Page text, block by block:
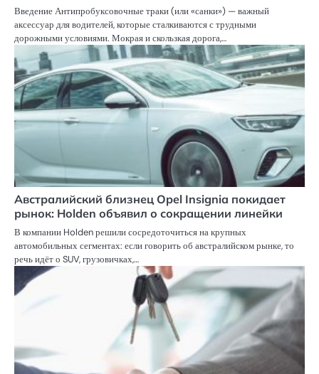
Введение Антипробуксовочные траки (или «санки») — важный
аксессуар для водителей, которые сталкиваются с трудными
дорожными условиями. Мокрая и скользкая дорога,…
Австралийский близнец Opel Insignia покидает
рынок: Holden объявил о сокращении линейки
В компании Holden решили сосредоточиться на крупных
автомобильных сегментах: если говорить об австралийском рынке, то
речь идёт о SUV, грузовичках,…